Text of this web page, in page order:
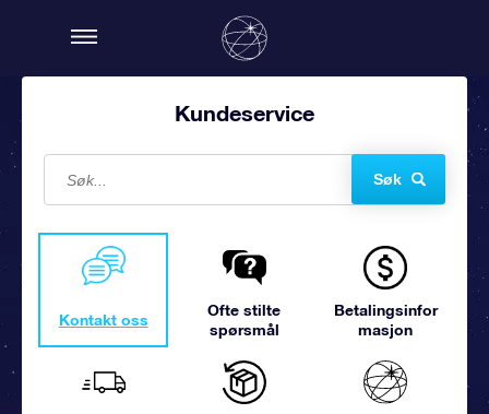
Kundeservice
Søk
Kontakt oss
Ofte stilte
spørsmål
Betalingsinfor
masjon